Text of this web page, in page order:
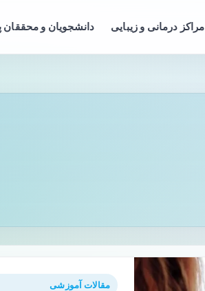
مراکز درمانی و زیبایی دانشجویان و
مقالات آموزشی